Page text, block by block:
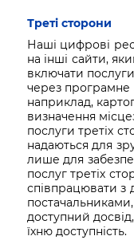
Треті сторони
Наші цифрові
на інші сайти,
включати
через програмне
наприклад,
визначення
послуги третіх
надаються для
лише для
послуг третіх
співпрацювати
доступний
їхню доступність.